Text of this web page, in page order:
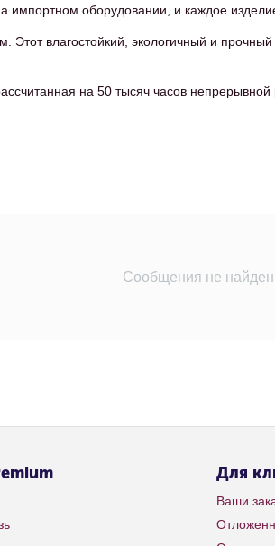
импортном оборудовании, и каждое
влагостойкий, экологичный и
на 50 тысяч часов
Сообщения не
Для
Ваши